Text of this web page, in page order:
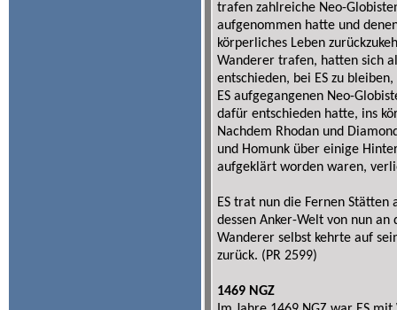
trafen zahlreiche Neo-
aufgenommen hatte und
körperliches Leben
Wanderer trafen, hatten sich
entschieden, bei ES zu
ES aufgegangenen Neo-
dafür entschieden hatte, ins
Nachdem Rhodan und
und Homunk über einige
aufgeklärt worden waren,
ES trat nun die Fernen Stätten
dessen Anker-Welt von nun
Wanderer selbst kehrte auf
zurück. (PR 2599)
1469 NGZ